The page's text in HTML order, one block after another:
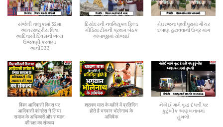
સંજેલી તાલુકામાં 32મા
આંતરરાષ્ટ્રીય વિશ્વ
આદિવાસી દિવસની ભવ્ય
ઉજવણી કરવામાં
આવી033
દિયોદરની નવનિયુક્ત ફિલ્ડ
મીડિયા ટીમની પ્રથમ બેઠક
અંબાજીમાં યોજાઈ
મેઘરજના પૃથ્વીપુરામાં ગૌચર
દબાણ હટાવવાની ઉગ્ર માંગ
विश्व आदिवासी दिवस पर
आदिवासी कांग्रेस ने लिया
समाज के अधिकारों और सम्मान
की रक्षा का संकल्प
श्रावण मास के महीने में प्रतिदिन
होते है भगवान भोलेनाथ के
अभिषेक
નેકોઈ ગામે વૃદ્ધ દંપતી પર
કુટુંબીક અણબનાવમાં
હુમલો